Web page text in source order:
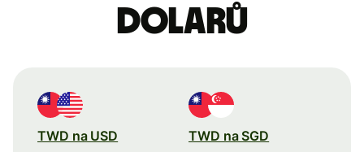
dolarů
TWD na USD TWD na SGD